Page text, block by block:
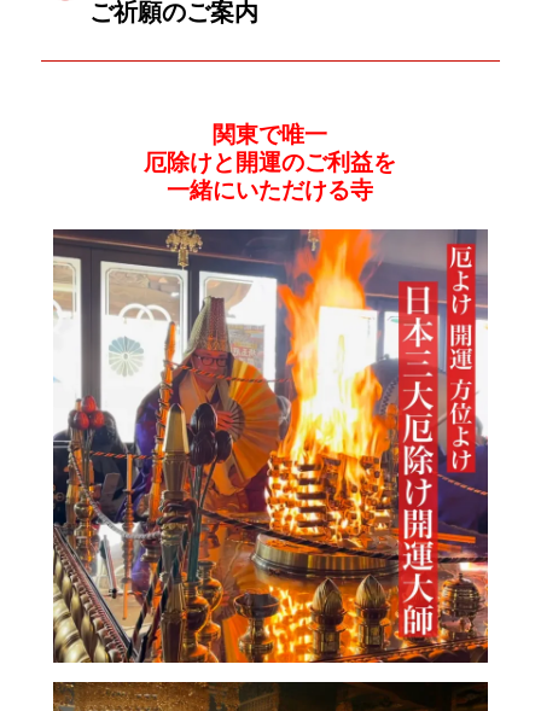
ご祈願のご案内
関東で唯一
厄除けと開運のご利益を
一緒にいただける寺